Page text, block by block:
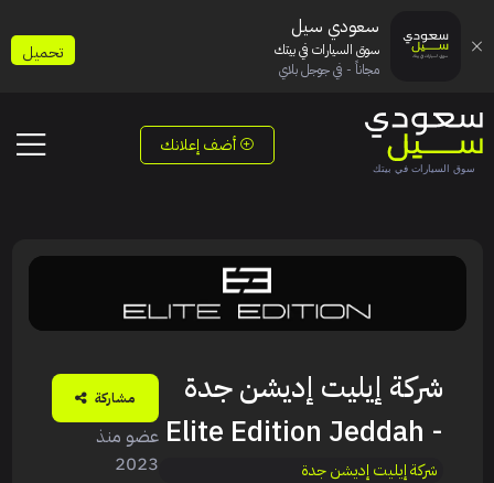
أضف إعلانك
شركة إيليت إديشن جدة
- Elite Edition Jeddah
شركة إيليت إديشن جدة
مشاركة
عضو منذ
2023
سعودي سيل
سوق السيارات في بيتك
مجاناً - في جوجل بلاي
تحميل